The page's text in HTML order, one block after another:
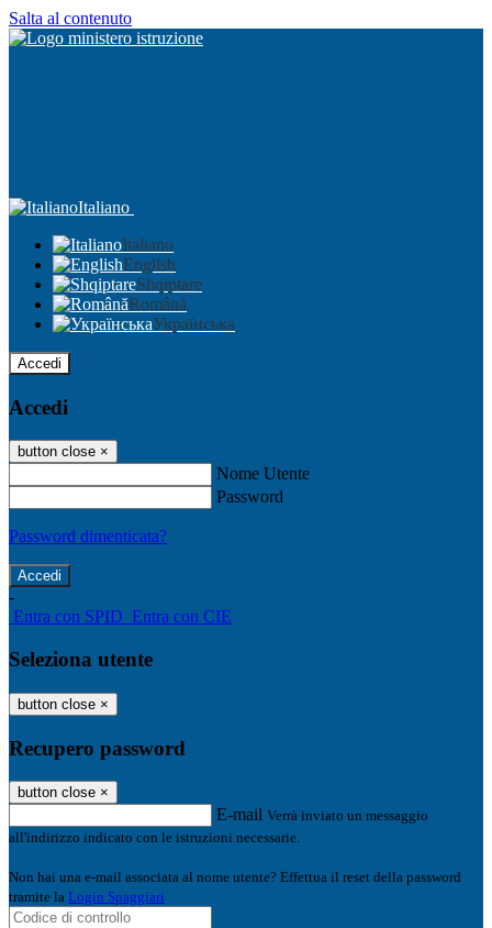
Salta al contenuto
Italiano
Italiano
English
Shqiptare
Română
Українська
Accedi
Accedi
button close ×
Nome Utente
Password
Password dimenticata?
-
Entra con SPID Entra con CIE
Seleziona utente
button close ×
Recupero password
button close ×
E-mail Verrà inviato un messaggio
all'indirizzo indicato con le istruzioni necessarie.
Non hai una e-mail associata al nome utente? Effettua il reset della password
tramite la Login Spaggiari